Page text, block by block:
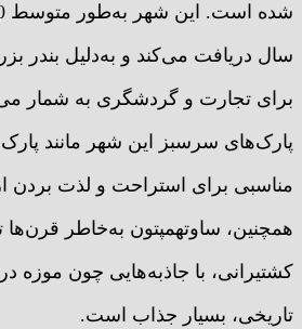
سال دریافت می‌کند و به‌دلیل بندر
برای تجارت و گردشگری به شمار
پارک‌های سرسبز این شهر مانند
مناسبی برای استراحت و لذت بردن
همچنین، ساوتهمپتون به‌خاطر قرن‌ها
کشتیرانی، با جاذبه‌هایی چون موزه
تاریخی، بسیار جذاب است.